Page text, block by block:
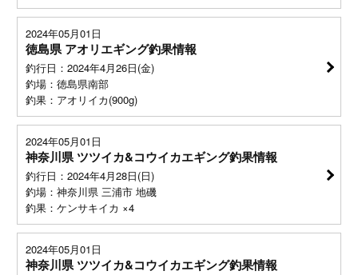
2024年05月01日
徳島県 アオリエギング釣果情報
釣行日：2024年4月26日(金)
釣場：徳島県南部
釣果：アオリイカ(900g)
2024年05月01日
神奈川県 ツツイカ&コウイカエギング釣果情報
釣行日：2024年4月28日(日)
釣場：神奈川県 三浦市 地磯
釣果：ケンサキイカ ×4
2024年05月01日
神奈川県 ツツイカ&コウイカエギング釣果情報